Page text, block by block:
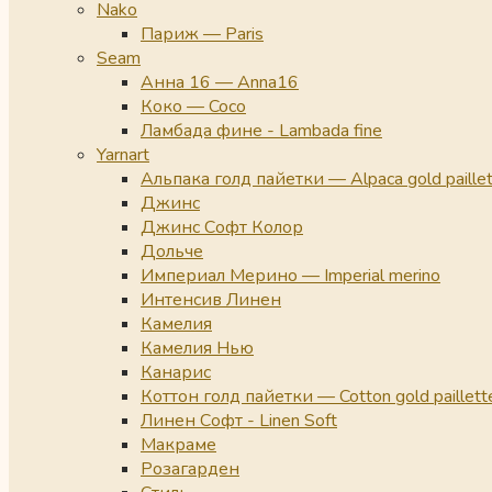
Nako
Париж — Paris
Seam
Анна 16 — Anna16
Коко — Coco
Ламбада фине - Lambada fine
Yarnart
Альпака голд пайетки — Alpaca gold
Джинс
Джинс Софт Колор
Дольче
Империал Мерино — Imperial merino
Интенсив Линен
Камелия
Камелия Нью
Канарис
Коттон голд пайетки — Cotton gold
Линен Софт - Linen Soft
Макраме
Розагарден